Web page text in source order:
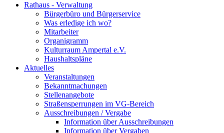
Rathaus - Verwaltung
Bürgerbüro und Bürgerservice
Was erledige ich wo?
Mitarbeiter
Organigramm
Kulturraum Ampertal e.V.
Haushaltspläne
Aktuelles
Veranstaltungen
Bekanntmachungen
Stellenangebote
Straßensperrungen im VG-Bereich
Ausschreibungen / Vergabe
Information über Ausschreibungen
Information über Vergaben